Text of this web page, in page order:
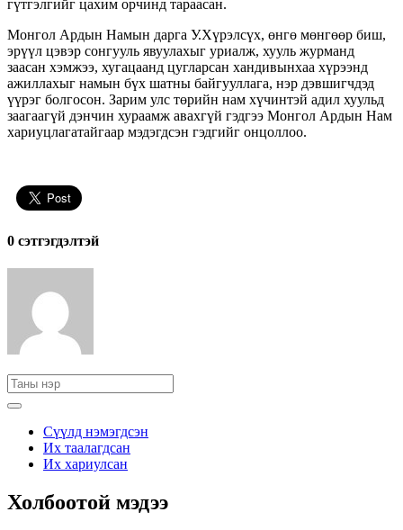
гүтгэлгийг цахим орчинд тараасан.
Монгол Ардын Намын дарга У.Хүрэлсүх, өнгө мөнгөөр биш,
эрүүл цэвэр сонгууль явуулахыг уриалж, хууль журманд
заасан хэмжээ, хугацаанд цугларсан хандивынхаа хүрээнд
ажиллахыг намын бүх шатны байгууллага, нэр дэвшигчдэд
үүрэг болгосон. Зарим улс төрийн нам хүчинтэй адил хуульд
заагаагүй дэнчин хураамж авахгүй гэдгээ Монгол Ардын Нам
хариуцлагатайгаар мэдэгдсэн гэдгийг онцоллоо.
0 cэтгэгдэлтэй
Сүүлд нэмэгдсэн
Их таалагдсан
Их хариулсан
Холбоотой мэдээ